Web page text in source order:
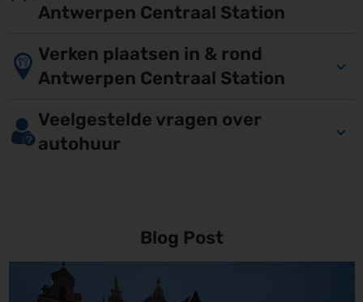
Antwerpen Centraal Station
Verken plaatsen in & rond
Antwerpen Centraal Station
Veelgestelde vragen over
autohuur
Blog Post